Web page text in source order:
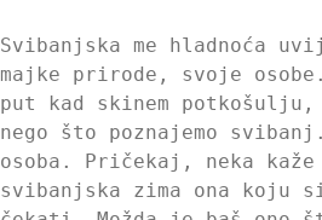
Svibanjska me hladnoća
majke prirode, svoje
put kad skinem
nego što poznajemo
osoba. Pričekaj, neka
svibanjska zima ona koju